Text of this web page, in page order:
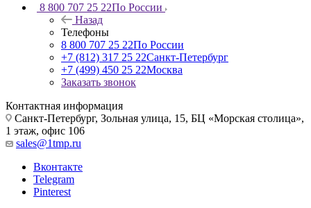
8 800 707 25 22По России
Назад
Телефоны
8 800 707 25 22По России
+7 (812) 317 25 22Санкт-Петербург
+7 (499) 450 25 22Москва
Заказать звонок
Контактная информация
Санкт-Петербург, Зольная улица, 15, БЦ «Морская столица»,
1 этаж, офис 106
sales@1tmp.ru
Вконтакте
Telegram
Pinterest